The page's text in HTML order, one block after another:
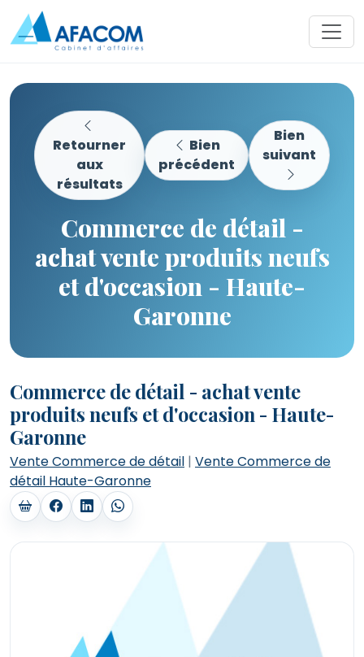
Retourner
aux
résultats
Bien
précédent
Bien
suivant
Commerce de détail -
achat vente produits neufs
et d'occasion - Haute-
Garonne
Commerce de détail - achat vente
produits neufs et d'occasion - Haute-
Garonne
Vente Commerce de détail | Vente Commerce de
détail Haute-Garonne